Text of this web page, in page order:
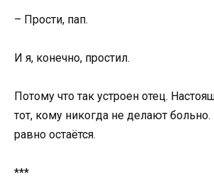
– Прости, пап.
И я, конечно, простил.
Потому что так устроен отец.
тот, кому никогда не делают больно.
равно остаётся.
***